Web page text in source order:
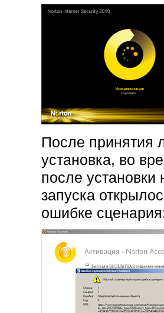
После принятия
установка, во
после
запуска
ошибке